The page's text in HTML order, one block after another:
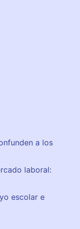
a los
laboral:
escolar e